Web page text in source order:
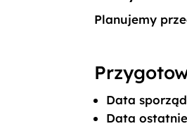
Planujemy
Data
Data